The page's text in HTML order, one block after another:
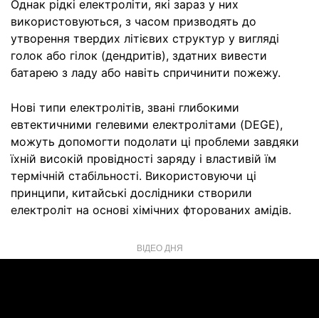
Однак рідкі електроліти, які зараз у них
використовуються, з часом призводять до
утворення твердих літієвих структур у вигляді
голок або гілок (дендритів), здатних вивести
батарею з ладу або навіть спричинити пожежу.
Нові типи електролітів, звані глибокими
евтектичними гелевими електролітами (DEGE),
можуть допомогти подолати ці проблеми завдяки
їхній високій провідності заряду і властивій їм
термічній стабільності. Використовуючи ці
принципи, китайські дослідники створили
електроліт на основі хімічних фторованих амідів.
ВІДЕО ДНЯ